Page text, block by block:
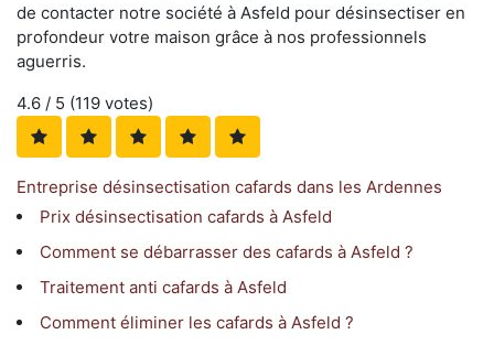
de contacter notre société à Asfeld pour désinsectiser en
profondeur votre maison grâce à nos professionnels
aguerris.
4.6 / 5 (119 votes)
Entreprise désinsectisation cafards dans les Ardennes
Prix désinsectisation cafards à Asfeld
Comment se débarrasser des cafards à Asfeld ?
Traitement anti cafards à Asfeld
Comment éliminer les cafards à Asfeld ?